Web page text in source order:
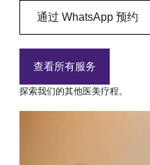
通过 WhatsApp 预约
查看所有服务
探索我们的其他医美疗程。